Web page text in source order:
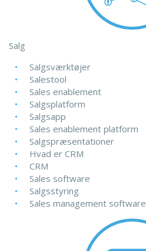
Salg
Salgsværktøjer
Salestool
Sales enablement
Salgsplatform
Salgsapp
Sales enablement platform
Salgspræsentationer
Hvad er CRM
CRM
Sales software
Salgsstyring
Sales management software